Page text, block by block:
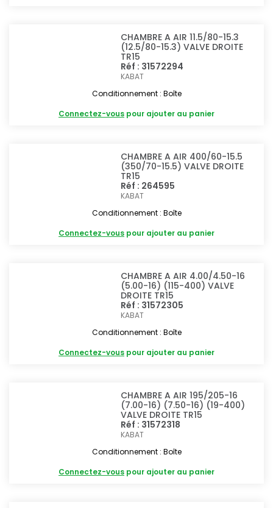
CHAMBRE A AIR 11.5/80-15.3
(12.5/80-15.3) VALVE DROITE
TR15
Réf : 31572294
KABAT
Conditionnement : Boîte
Connectez-vous pour ajouter au panier
CHAMBRE A AIR 400/60-15.5
(350/70-15.5) VALVE DROITE
TR15
Réf : 264595
KABAT
Conditionnement : Boîte
Connectez-vous pour ajouter au panier
CHAMBRE A AIR 4.00/4.50-16
(5.00-16) (115-400) VALVE
DROITE TR15
Réf : 31572305
KABAT
Conditionnement : Boîte
Connectez-vous pour ajouter au panier
CHAMBRE A AIR 195/205-16
(7.00-16) (7.50-16) (19-400)
VALVE DROITE TR15
Réf : 31572318
KABAT
Conditionnement : Boîte
Connectez-vous pour ajouter au panier